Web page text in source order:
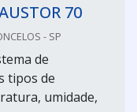
70
- SP
de
tipos de
umidade,